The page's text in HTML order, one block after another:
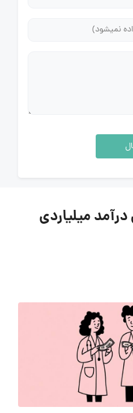
میلیاردی